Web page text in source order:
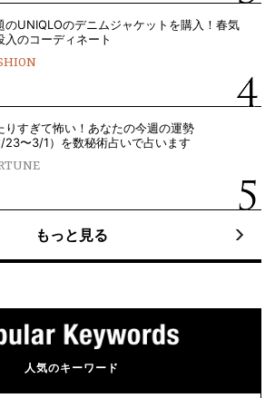
のUNIQLOのデニムジャケットを購入！春気
入のコーディネート
りすぎて怖い！あなたの今週の運勢
23〜3/1）を数秘術占いで占います
もっと見る
人気のキーワード